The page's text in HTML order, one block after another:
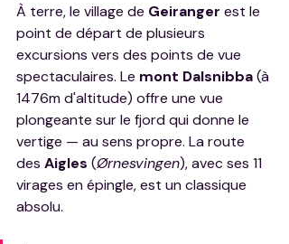
À terre, le village de Geiranger est le
point de départ de plusieurs
excursions vers des points de vue
spectaculaires. Le mont Dalsnibba (à
1476m d'altitude) offre une vue
plongeante sur le fjord qui donne le
vertige — au sens propre. La route
des Aigles (Ørnesvingen), avec ses 11
virages en épingle, est un classique
absolu.